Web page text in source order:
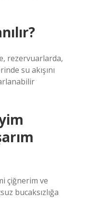
rezervuarlarda,
su akışını
çiğnerim ve
bucaksızlığa